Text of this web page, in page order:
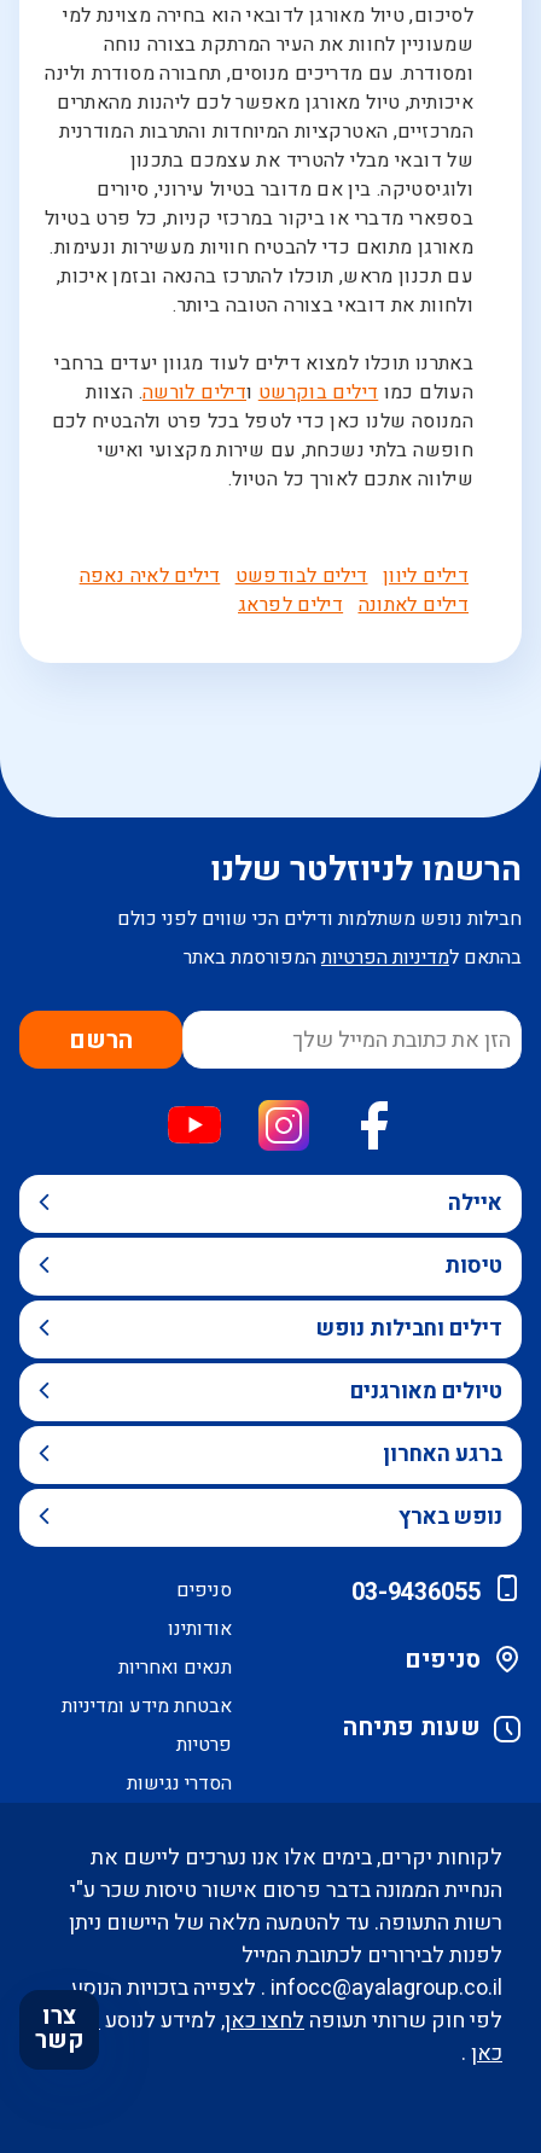
לסיכום, טיול מאורגן לדובאי הוא בחירה מצוינת למי
שמעוניין לחוות את העיר המרתקת בצורה נוחה
ומסודרת. עם מדריכים מנוסים, תחבורה מסודרת ולינה
איכותית, טיול מאורגן מאפשר לכם ליהנות מהאתרים
המרכזיים, האטרקציות המיוחדות והתרבות המודרנית
של דובאי מבלי להטריד את עצמכם בתכנון
ולוגיסטיקה. בין אם מדובר בטיול עירוני, סיורים
בספארי מדברי או ביקור במרכזי קניות, כל פרט בטיול
מאורגן מתואם כדי להבטיח חוויות מעשירות ונעימות.
עם תכנון מראש, תוכלו להתרכז בהנאה ובזמן איכות,
ולחוות את דובאי בצורה הטובה ביותר.
באתרנו תוכלו למצוא דילים לעוד מגוון יעדים ברחבי
העולם כמודילים בוקרשטודילים לורשה. הצוות
המנוסה שלנו כאן כדי לטפל בכל פרט ולהבטיח לכם
חופשה בלתי נשכחת, עם שירות מקצועי ואישי
שילווה אתכם לאורך כל הטיול.
דילים ליוון דילים לבודפשט דילים לאיה נאפה
דילים לאתונה דילים לפראג
הרשמו לניוזלטר שלנו
חבילות נופש משתלמות ודילים הכי שווים לפני כולם
בהתאם למדיניות הפרטיותהמפורסמת באתר
הרשם
איילה
טיסות
דילים וחבילות נופש
טיולים מאורגנים
ברגע האחרון
נופש בארץ
03-9436055
סניפים
שעות פתיחה
סניפים
אודותינו
תנאים ואחריות
אבטחת מידע ומדיניות
פרטיות
הסדרי נגישות
לקוחות יקרים, בימים אלו אנו נערכים ליישם את
הנחיית הממונה בדבר פרסום אישור טיסות שכר ע"י
רשות התעופה. עד להטמעה מלאה של היישום ניתן
לפנות לבירורים לכתובת המייל
infocc@ayalagroup.co.il . לצפייה בזכויות הנוסע
לפי חוק שרותי תעופהלחצו כאן, למידע לנוסעלחצו
כאן.
צרו
קשר